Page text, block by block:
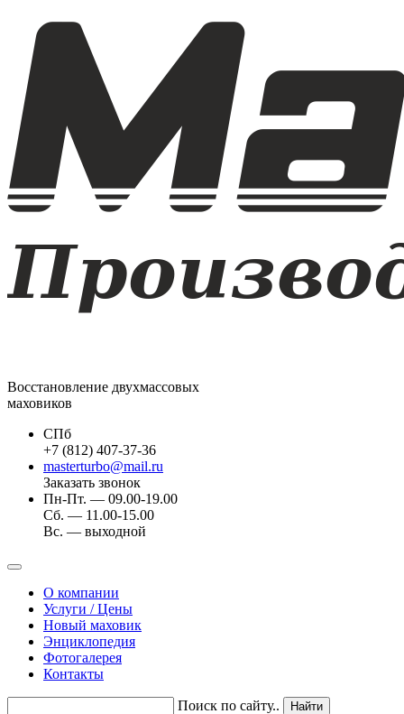
Восстановление двухмассовых
маховиков
СПб
+7 (812) 407-37-36
masterturbo@mail.ru
Заказать звонок
Пн-Пт. — 09.00-19.00
Сб. — 11.00-15.00
Вс. — выходной
О компании
Услуги / Цены
Новый маховик
Энциклопедия
Фотогалерея
Контакты
Поиск по сайту..